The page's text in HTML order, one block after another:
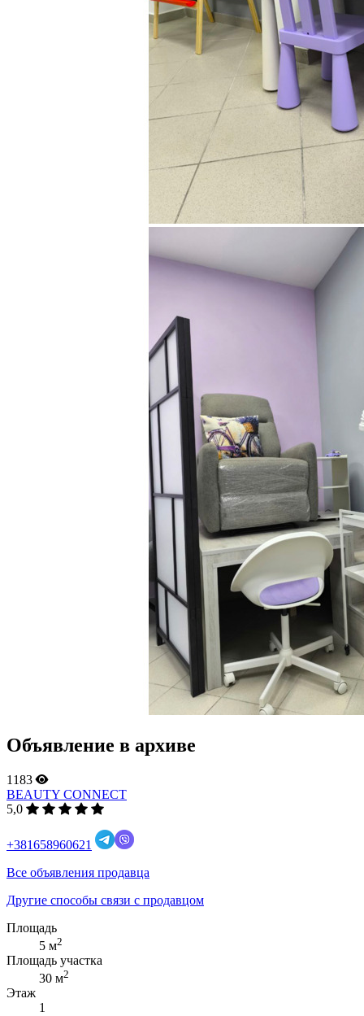
Объявление в архиве
1183
BEAUTY CONNECT
5,0
+381658960621
Все объявления продавца
Другие способы связи с продавцом
Площадь
5 м2
Площадь участка
30 м2
Этаж
1